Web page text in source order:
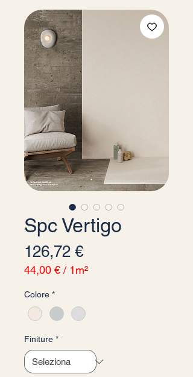
Spc Vertigo
126,72 €Prezzo
44,00 € / 1m²
ogni
1
Metro
quadrato
Colore *
Finiture *